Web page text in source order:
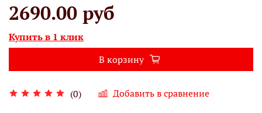
(0) Добавить в сравнение
2690.00 руб
Купить в 1 клик
В корзину